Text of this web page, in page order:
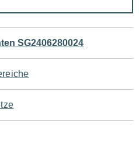
SG2406280024